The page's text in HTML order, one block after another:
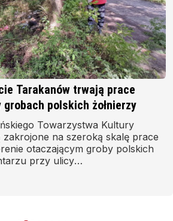
Tarakanów trwają prace
polskich żołnierzy
Towarzystwa Kultury
zakrojone na szeroką skalę prace
otaczającym groby polskich
przy ulicy